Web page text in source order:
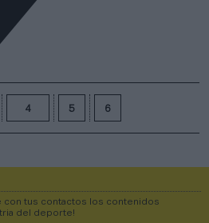
4 5 6
con tus contactos los contenidos
del deporte!